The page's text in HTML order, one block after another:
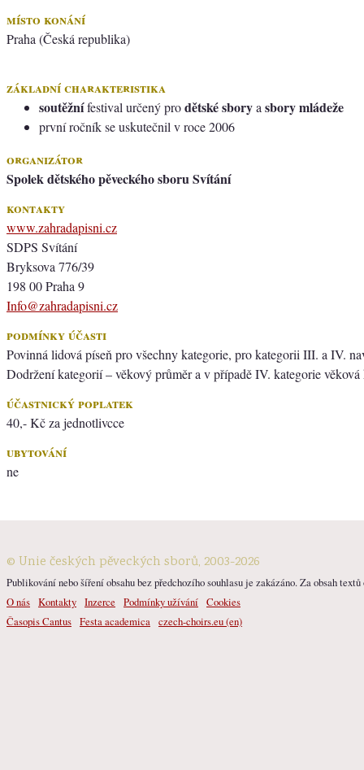
místo konání
Praha (Česká republika)
základní charakteristika
soutěžnífestival určený prodětské sborya sbory mládeže
první ročník se uskutečnil v roce 2006
organizátor
Spolek dětského pěveckého sboru Svítání
kontakty
www.zahradapisni.cz
SDPS Svítání
Bryksova 776/39
198 00 Praha 9
Info@zahradapisni.cz
podmínky účasti
Povinná lidová píseň pro všechny kategorie, pro kategorii III. a IV.
Dodržení kategorií – věkový průměr a v případě IV. kategorie věková
účastnický poplatek
40,- Kč za jednotlivcce
ubytování
ne
© Unie českých pěveckých sborů, 2003-2026
Publikování nebo šíření obsahu bez předchozího souhlasu je zakázáno. Za obsah
O nás Kontakty Inzerce Podmínky užívání Cookies
Časopis Cantus Festa academica czech-choirs.eu (en)